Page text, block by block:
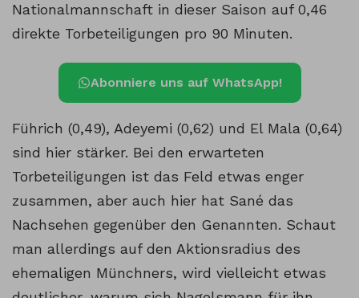
Nationalmannschaft in dieser Saison auf 0,46
direkte Torbeteiligungen pro 90 Minuten.
Abonniere uns auf WhatsApp!
Führich (0,49), Adeyemi (0,62) und El Mala (0,64)
sind hier stärker. Bei den erwarteten
Torbeteiligungen ist das Feld etwas enger
zusammen, aber auch hier hat Sané das
Nachsehen gegenüber den Genannten. Schaut
man allerdings auf den Aktionsradius des
ehemaligen Münchners, wird vielleicht etwas